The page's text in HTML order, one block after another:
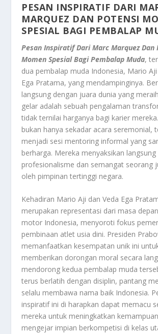
PESAN INSPIRATIF DARI
MARQUEZ DAN POTENSI
SPESIAL BAGI PEMBALAP
Pesan Inspiratif Dari Marc Marquez Dan
Momen Spesial Bagi Pembalap Muda,
dua pembalap muda Indonesia, Mario Aji
Ega Pratama, yang mendampinginya.
langsung dengan juara dunia yang
gelar adalah sebuah pengalaman
tidak ternilai harganya bagi karier
bukan hanya sekadar acara seremonial,
menjadi sesi mentoring informal yang
berharga. Mereka menyaksikan
profesionalisme dan semangat seorang
oleh pimpinan tertinggi negara.
Kehadiran Mario Aji dan Veda Ega
merupakan representasi dari masa
motor Indonesia, menyoroti fokus
pembinaan atlet usia dini. Presiden
memanfaatkan kesempatan unik ini
memberikan dorongan moral secara
mendorong kedua pembalap muda
terus berlatih dengan disiplin, pantang
selalu membawa nama baik Indonesia.
inspiratif ini di harapkan dapat memacu
mereka untuk meningkatkan
mengejar impian berkompetisi di kelas